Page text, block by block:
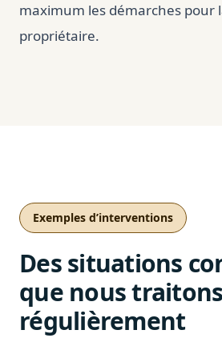
maximum les démarches pour
propriétaire.
Exemples d’interventions
Des situations
que nous traitons
régulièrement